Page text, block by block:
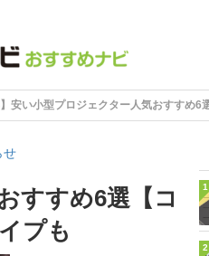
】安い小型プロジェクター人気おすすめ
せ
すすめ6選【コ
プも
1
2